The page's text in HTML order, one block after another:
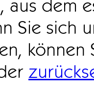
aus dem
Sie sich
können